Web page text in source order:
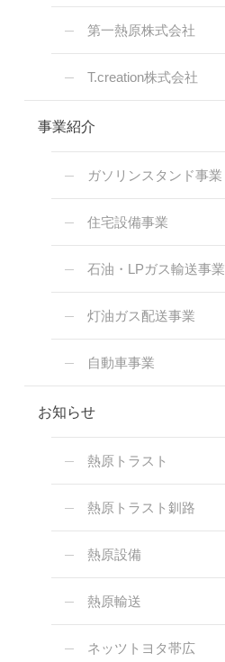
第一熱原株式会社
T.creation株式会社
事業紹介
ガソリンスタンド事業
住宅設備事業
石油・LPガス輸送事業
灯油ガス配送事業
自動車事業
お知らせ
熱原トラスト
熱原トラスト釧路
熱原設備
熱原輸送
ネッツトヨタ帯広